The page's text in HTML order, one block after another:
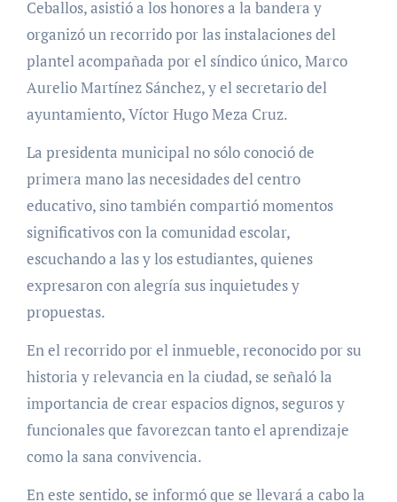
Ceballos, asistió a los honores a la bandera y
organizó un recorrido por las instalaciones del
plantel acompañada por el síndico único, Marco
Aurelio Martínez Sánchez, y el secretario del
ayuntamiento, Víctor Hugo Meza Cruz.
La presidenta municipal no sólo conoció de
primera mano las necesidades del centro
educativo, sino también compartió momentos
significativos con la comunidad escolar,
escuchando a las y los estudiantes, quienes
expresaron con alegría sus inquietudes y
propuestas.
En el recorrido por el inmueble, reconocido por su
historia y relevancia en la ciudad, se señaló la
importancia de crear espacios dignos, seguros y
funcionales que favorezcan tanto el aprendizaje
como la sana convivencia.
En este sentido, se informó que se llevará a cabo la